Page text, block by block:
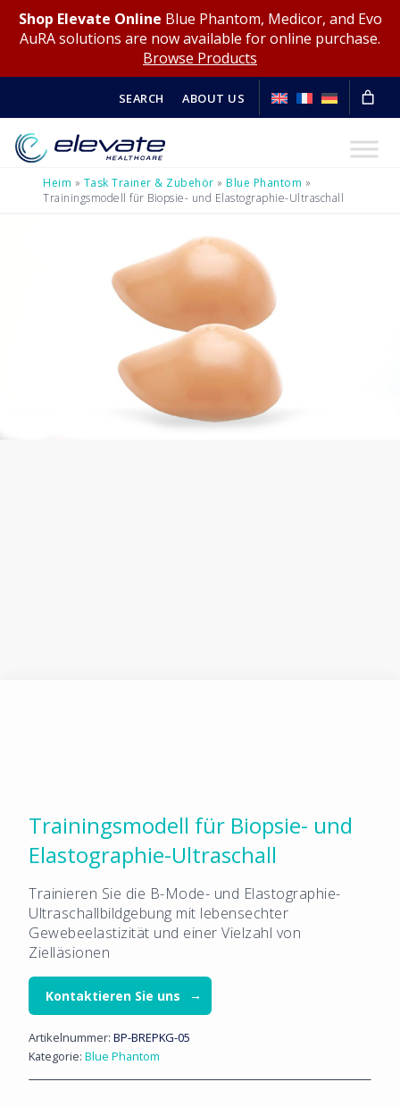
Shop Elevate Online Blue Phantom, Medicor, and Evo
AuRA solutions are now available for online purchase.
Browse Products
SEARCH ABOUT US
Heim » Task Trainer & Zubehör » Blue Phantom »
Trainingsmodell für Biopsie- und Elastographie-Ultraschall
Trainingsmodell für Biopsie- und
Elastographie-Ultraschall
Trainieren Sie die B-Mode- und Elastographie-
Ultraschallbildgebung mit lebensechter
Gewebeelastizität und einer Vielzahl von
Zielläsionen
Kontaktieren Sie uns
Artikelnummer: BP-BREPKG-05
Kategorie: Blue Phantom